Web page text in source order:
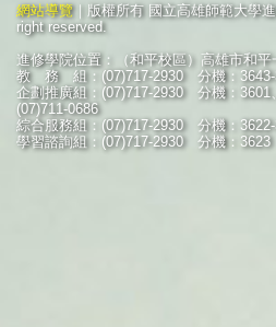
網站導覽｜版權所有 國立高雄師範大學
right reserved.
進修學院位置：（和平校區）高雄市和
教 務 組：(07)717-2930 分機：3643-
企劃推廣組：(07)717-2930 分機：3601
(07)711-0686
綜合服務組：(07)717-2930 分機：
學習諮詢組：(07)717-2930 分機：